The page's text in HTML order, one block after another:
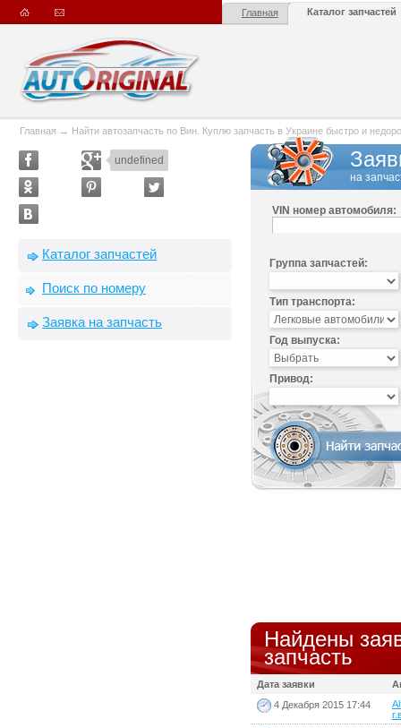
Главная Каталог запчастей
Главная → Найти автозапчасть по Вин. Куплю запчасть в Украине быстро и
undefined
Каталог запчастей
Поиск по номеру
Заявка на запчасть
на
VIN номер автомобиля:
Группа запчастей:
Тип транспорта:
Год выпуска:
Привод:
Найдены
запчасть
Дата заявки
4 Декабря 2015 17:44